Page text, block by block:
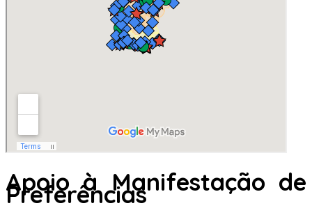
Apoio à Manifestação de
Preferências